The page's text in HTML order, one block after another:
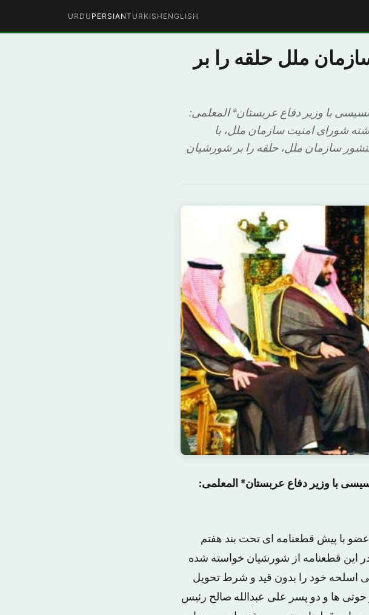
ENGLISH
TURKISH
PERSIAN
URDU
ملل حلقه را بر
با وزیر دفاع عربستان* المعلمی:
شورای امنیت سازمان ملل، با
منشور سازمان ملل، حلقه را بر شورشیان
با وزیر دفاع عربستان* المعلمی:
امنیت سازمان ملل، با موافقت ۱۴ کشور عضو با پیش قطعنامه ای تحت بند هفتم
این قطعنامه از شورشیان خواسته شده
اسلحه خود را بدون قید و شرط تحویل
ها و دو پسر علی عبدالله صالح رئیس